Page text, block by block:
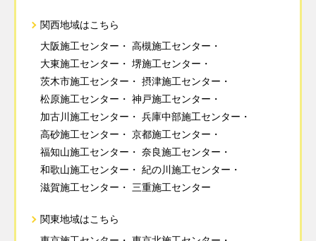
関西地域はこちら
大阪施工センター
高槻施工センター
大東施工センター
堺施工センター
茨木市施工センター
摂津施工センター
松原施工センター
神戸施工センター
加古川施工センター
兵庫中部施工センター
高砂施工センター
京都施工センター
福知山施工センター
奈良施工センター
和歌山施工センター
紀の川施工センター
滋賀施工センター
三重施工センター
関東地域はこちら